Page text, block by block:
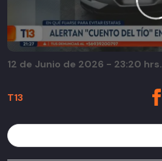
T13
12 de Junio de 2026 - 23:20 hrs.